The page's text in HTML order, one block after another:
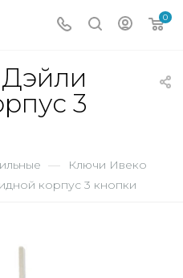
0
3
— Ключи Ивеко
корпус 3 кнопки